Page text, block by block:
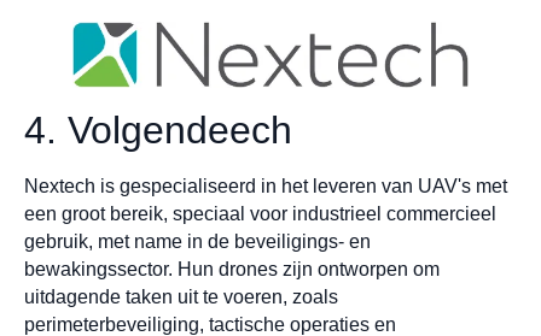
4. Volgendeech
Nextech is gespecialiseerd in het leveren van UAV's met
een groot bereik, speciaal voor industrieel commercieel
gebruik, met name in de beveiligings- en
bewakingssector. Hun drones zijn ontworpen om
uitdagende taken uit te voeren, zoals
perimeterbeveiliging, tactische operaties en